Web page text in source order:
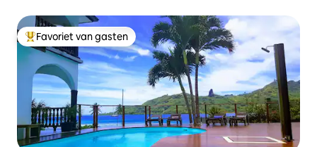
Topfavoriet van gasten
Favoriet van gasten